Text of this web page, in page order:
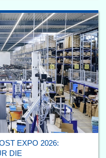
EXPO 2026:
DIE